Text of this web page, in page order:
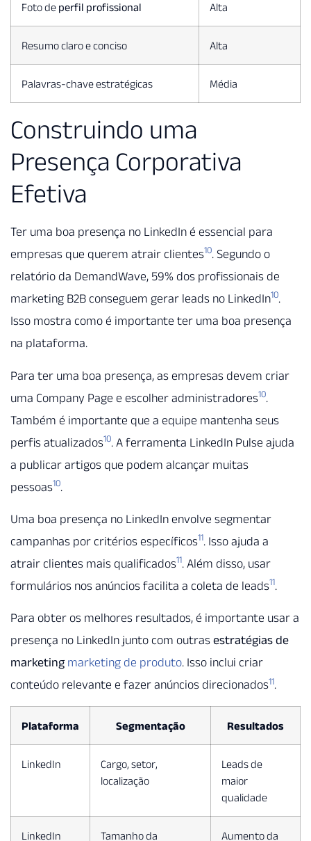
Foto de perfil profissional Alta
Resumo claro e conciso Alta
Palavras-chave estratégicas Média
Construindo uma
Presença Corporativa
Efetiva
Ter uma boa presença no LinkedIn é essencial para
empresas que querem atrair clientes10. Segundo o
relatório da DemandWave, 59% dos profissionais de
marketing B2B conseguem gerar leads no LinkedIn10.
Isso mostra como é importante ter uma boa presença
na plataforma.
Para ter uma boa presença, as empresas devem criar
uma Company Page e escolher administradores10.
Também é importante que a equipe mantenha seus
perfis atualizados10. A ferramenta LinkedIn Pulse ajuda
a publicar artigos que podem alcançar muitas
pessoas10.
Uma boa presença no LinkedIn envolve segmentar
campanhas por critérios específicos11. Isso ajuda a
atrair clientes mais qualificados11. Além disso, usar
formulários nos anúncios facilita a coleta de leads11.
Para obter os melhores resultados, é importante usar a
presença no LinkedIn junto com outras estratégias de
marketing marketing de produto. Isso inclui criar
conteúdo relevante e fazer anúncios direcionados11.
Plataforma Segmentação Resultados
LinkedIn
Cargo, setor,
localização
Leads de
maior
qualidade
LinkedIn Tamanho da Aumento da